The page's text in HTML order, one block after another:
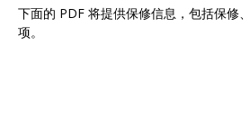
下面的 PDF 将提供保修信息，包括保修
项。